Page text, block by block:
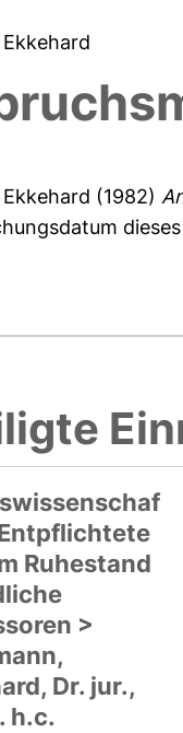
(1982)
Ruhestand
>
Dr. jur.,
h.c.